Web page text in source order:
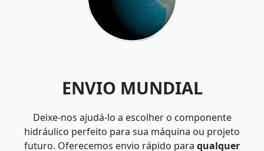
ENVIO MUNDIAL
Deixe-nos ajudá-lo a escolher o componente
hidráulico perfeito para sua máquina ou projeto
futuro. Oferecemos envio rápido para qualquer